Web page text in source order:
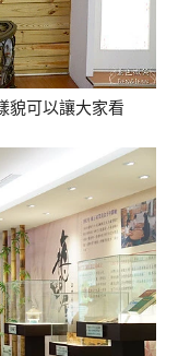
貌可以讓大家看